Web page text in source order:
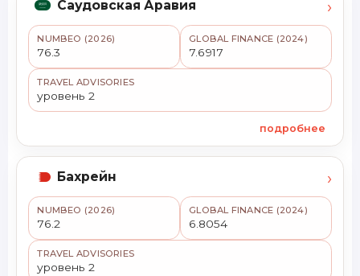
Саудовская Аравия ›
NUMBEO (2026)
76.3
GLOBAL FINANCE (2024)
7.6917
TRAVEL ADVISORIES
уровень 2
подробнее
Бахрейн ›
NUMBEO (2026)
76.2
GLOBAL FINANCE (2024)
6.8054
TRAVEL ADVISORIES
уровень 2